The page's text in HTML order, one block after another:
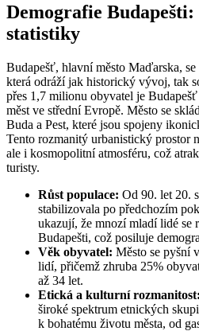
Demografie
statistiky
Budapešť, hlavní město Maďarska,
která odráží jak historický vývoj, tak
přes 1,7 milionu obyvatel je
měst ve střední Evropě. Město se
Buda a Pest, které jsou spojeny
Tento rozmanitý urbanistický prostor
ale i kosmopolitní atmosféru, což
turisty.
Růst populace: Od 90. let 20.
stabilizovala po předchozím
ukazují, že mnozí mladí lidé se
Budapešti, což posiluje
Věk obyvatel: Město se pyšní
lidí, přičemž zhruba 25%
až 34 let.
Etická a kulturní rozmanitost:
široké spektrum etnických
k bohatému životu města, od